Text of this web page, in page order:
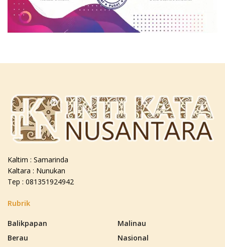
Kaltim : Samarinda
Kaltara : Nunukan
Tep : 081351924942
Rubrik
Balikpapan
Berau
Malinau
Nasional